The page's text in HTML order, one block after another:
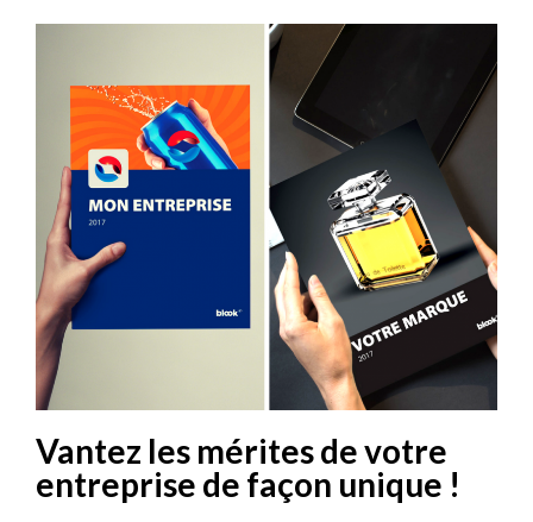
Vantez les mérites de votre
entreprise de façon unique !